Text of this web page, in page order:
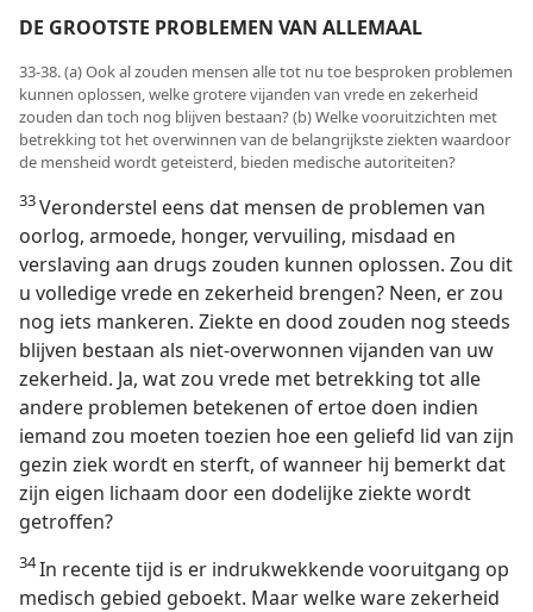
DE GROOTSTE PROBLEMEN VAN ALLEMAAL
33-38. (a) Ook al zouden mensen alle tot nu toe besproken problemen
kunnen oplossen, welke grotere vijanden van vrede en zekerheid
zouden dan toch nog blijven bestaan? (b) Welke vooruitzichten met
betrekking tot het overwinnen van de belangrijkste ziekten waardoor
de mensheid wordt geteisterd, bieden medische autoriteiten?
33Veronderstel eens dat mensen de problemen van
oorlog, armoede, honger, vervuiling, misdaad en
verslaving aan drugs zouden kunnen oplossen. Zou dit
u volledige vrede en zekerheid brengen? Neen, er zou
nog iets mankeren. Ziekte en dood zouden nog steeds
blijven bestaan als niet-overwonnen vijanden van uw
zekerheid. Ja, wat zou vrede met betrekking tot alle
andere problemen betekenen of ertoe doen indien
iemand zou moeten toezien hoe een geliefd lid van zijn
gezin ziek wordt en sterft, of wanneer hij bemerkt dat
zijn eigen lichaam door een dodelijke ziekte wordt
getroffen?
34In recente tijd is er indrukwekkende vooruitgang op
medisch gebied geboekt. Maar welke ware zekerheid